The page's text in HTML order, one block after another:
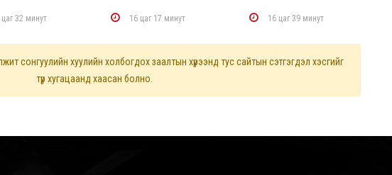
цаг 32 минут 16 цаг 17 минут 16 цаг 39 минут
сонгуулийн хуулийн холбогдох заалтын хүрээнд тус сайтын сэтгэгдэл хэсгийг
түр хугацаанд хаасан болно.